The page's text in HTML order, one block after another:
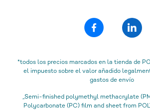
*todos los precios marcados en la tienda de
el impuesto sobre el valor añadido
gastos de envío
„Semi-finished polymethyl methacrylate
Polycarbonate (PC) film and sheet from